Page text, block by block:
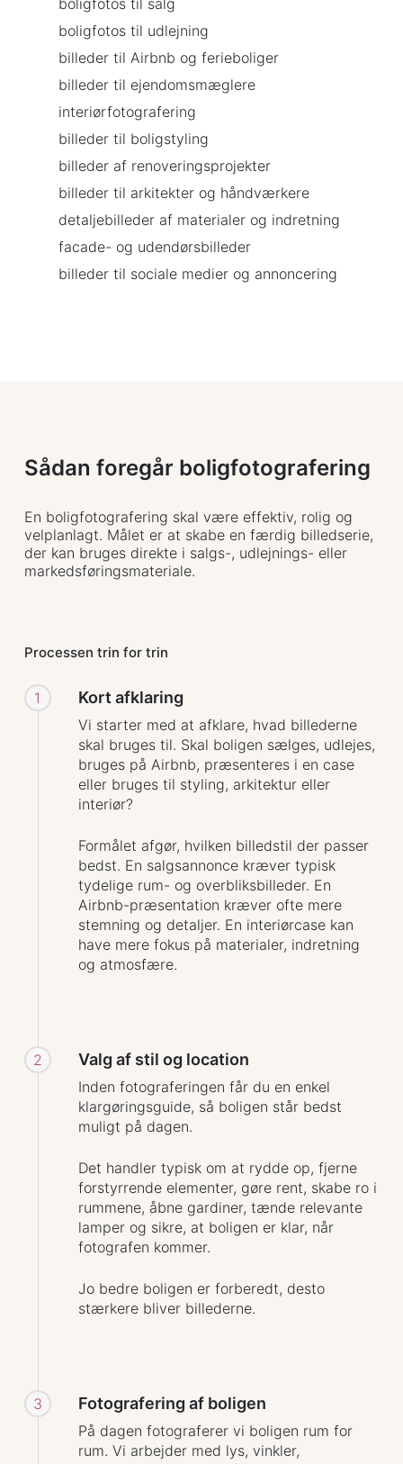
boligfotos til salg
boligfotos til udlejning
billeder til Airbnb og ferieboliger
billeder til ejendomsmæglere
interiørfotografering
billeder til boligstyling
billeder af renoveringsprojekter
billeder til arkitekter og håndværkere
detaljebilleder af materialer og indretning
facade- og udendørsbilleder
billeder til sociale medier og annoncering
Sådan foregår boligfotografering
En boligfotografering skal være effektiv, rolig og
velplanlagt. Målet er at skabe en færdig billedserie,
der kan bruges direkte i salgs-, udlejnings- eller
markedsføringsmateriale.
Processen trin for trin
1 Kort afklaring
Vi starter med at afklare, hvad billederne
skal bruges til. Skal boligen sælges, udlejes,
bruges på Airbnb, præsenteres i en case
eller bruges til styling, arkitektur eller
interiør?
Formålet afgør, hvilken billedstil der passer
bedst. En salgsannonce kræver typisk
tydelige rum- og overbliksbilleder. En
Airbnb-præsentation kræver ofte mere
stemning og detaljer. En interiørcase kan
have mere fokus på materialer, indretning
og atmosfære.
2 Valg af stil og location
Inden fotograferingen får du en enkel
klargøringsguide, så boligen står bedst
muligt på dagen.
Det handler typisk om at rydde op, fjerne
forstyrrende elementer, gøre rent, skabe ro i
rummene, åbne gardiner, tænde relevante
lamper og sikre, at boligen er klar, når
fotografen kommer.
Jo bedre boligen er forberedt, desto
stærkere bliver billederne.
3 Fotografering af boligen
På dagen fotograferer vi boligen rum for
rum. Vi arbejder med lys, vinkler,